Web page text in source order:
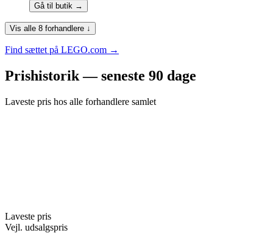
Gå til butik →
Vis alle 8 forhandlere ↓
Find sættet på LEGO.com →
Prishistorik — seneste 90 dage
Laveste pris hos alle forhandlere samlet
Laveste pris
Vejl. udsalgspris